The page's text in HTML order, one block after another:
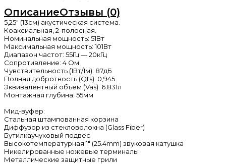
ОписаниеОтзывы (0)
5,25″ (13см) акустическая система.
Коаксиальная, 2-полосная.
Номинальная мощность: 51Вт
Максимальная мощность: 101Вт
Диапазон частот: 55Гц — 20кГц
Сопротивление: 4 Ом
Чувствительность (1Вт/1м): 87дБ
Полная добротность (Qts): 0,945
Эквивалентный объем (Vas): 6.831л
Монтажная глубина: 55мм
Мид-вуфер:
Стальная штампованная корзина
Диффузор из стекловолокна (Glass Fiber)
Бутилкаучуковый подвес
Высокотемпературная 1″ (25.4mm) звуковая катушка
Никелированные ножевые терминалы
Металлические защитные грили